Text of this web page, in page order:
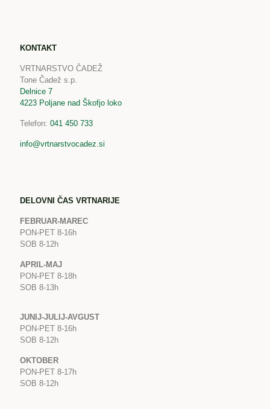
KONTAKT
VRTNARSTVO ČADEŽ
Tone Čadež s.p.
Delnice 7
4223 Poljane nad Škofjo loko
Telefon: 041 450 733
info@vrtnarstvocadez.si
DELOVNI ČAS VRTNARIJE
FEBRUAR-MAREC
PON-PET 8-16h
SOB 8-12h
APRIL-MAJ
PON-PET 8-18h
SOB 8-13h
JUNIJ-JULIJ-AVGUST
PON-PET 8-16h
SOB 8-12h
OKTOBER
PON-PET 8-17h
SOB 8-12h